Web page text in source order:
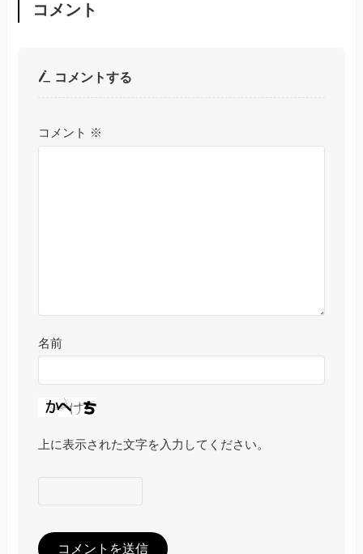
コメント
コメントする
コメント ※
名前
上に表示された文字を入力してください。